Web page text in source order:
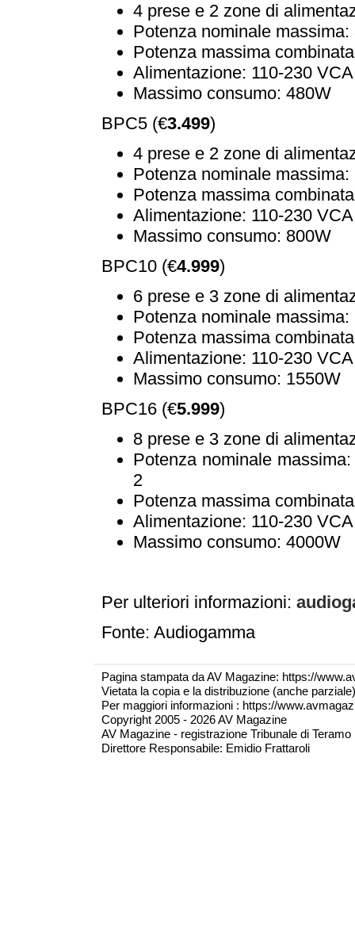
4 prese e 2 zone di
Potenza nominale
Potenza massima
Alimentazione: 110-230
Massimo consumo: 480W
BPC5 (€3.499)
4 prese e 2 zone di
Potenza nominale
Potenza massima
Alimentazione: 110-230
Massimo consumo: 800W
BPC10 (€4.999)
6 prese e 3 zone di
Potenza nominale
Potenza massima
Alimentazione: 110-230
Massimo consumo: 1550W
BPC16 (€5.999)
8 prese e 3 zone di
Potenza nominale
2
Potenza massima
Alimentazione: 110-230
Massimo consumo: 4000W
Per ulteriori informazioni:
Fonte: Audiogamma
Pagina stampata da AV Magazine: https://
Vietata la copia e la distribuzione (anche
Per maggiori informazioni : https://
Copyright 2005 - 2026 AV Magazine
AV Magazine - registrazione Tribunale di
Direttore Responsabile: Emidio Frattaroli